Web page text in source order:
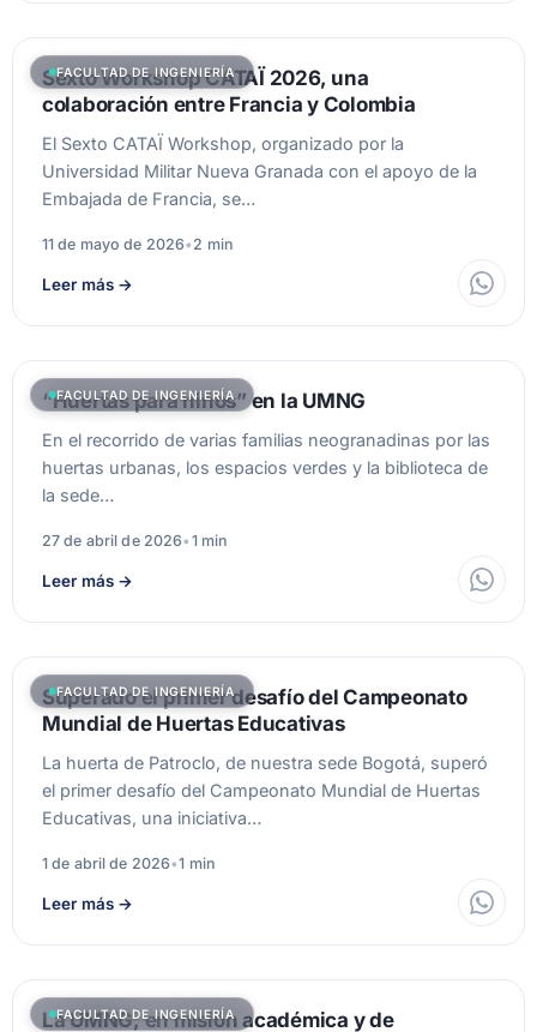
FACULTAD DE INGENIERÍA
Sexto Workshop CATAÏ 2026, una
colaboración entre Francia y Colombia
El Sexto CATAÏ Workshop, organizado por la
Universidad Militar Nueva Granada con el apoyo de la
Embajada de Francia, se…
11 de mayo de 2026• 2 min
Leer más →
FACULTAD DE INGENIERÍA
“Huertas para niños” en la UMNG
En el recorrido de varias familias neogranadinas por las
huertas urbanas, los espacios verdes y la biblioteca de
la sede…
27 de abril de 2026• 1 min
Leer más →
FACULTAD DE INGENIERÍA
Superado el primer desafío del Campeonato
Mundial de Huertas Educativas
La huerta de Patroclo, de nuestra sede Bogotá, superó
el primer desafío del Campeonato Mundial de Huertas
Educativas, una iniciativa…
1 de abril de 2026•1 min
Leer más →
FACULTAD DE INGENIERÍA
La UMNG, en misión académica y de